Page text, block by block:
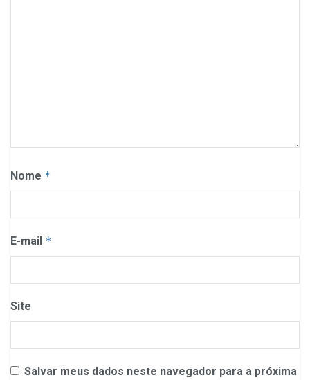
Nome *
E-mail *
Site
Salvar meus dados neste navegador para a próxima